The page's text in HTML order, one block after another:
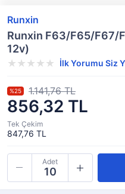
Runxin
Runxin F63/F65/F67/
12v)
İlk Yorumu Siz
856,32 TL
%25 1.141,76 TL
Tek Çekim
847,76 TL
Adet